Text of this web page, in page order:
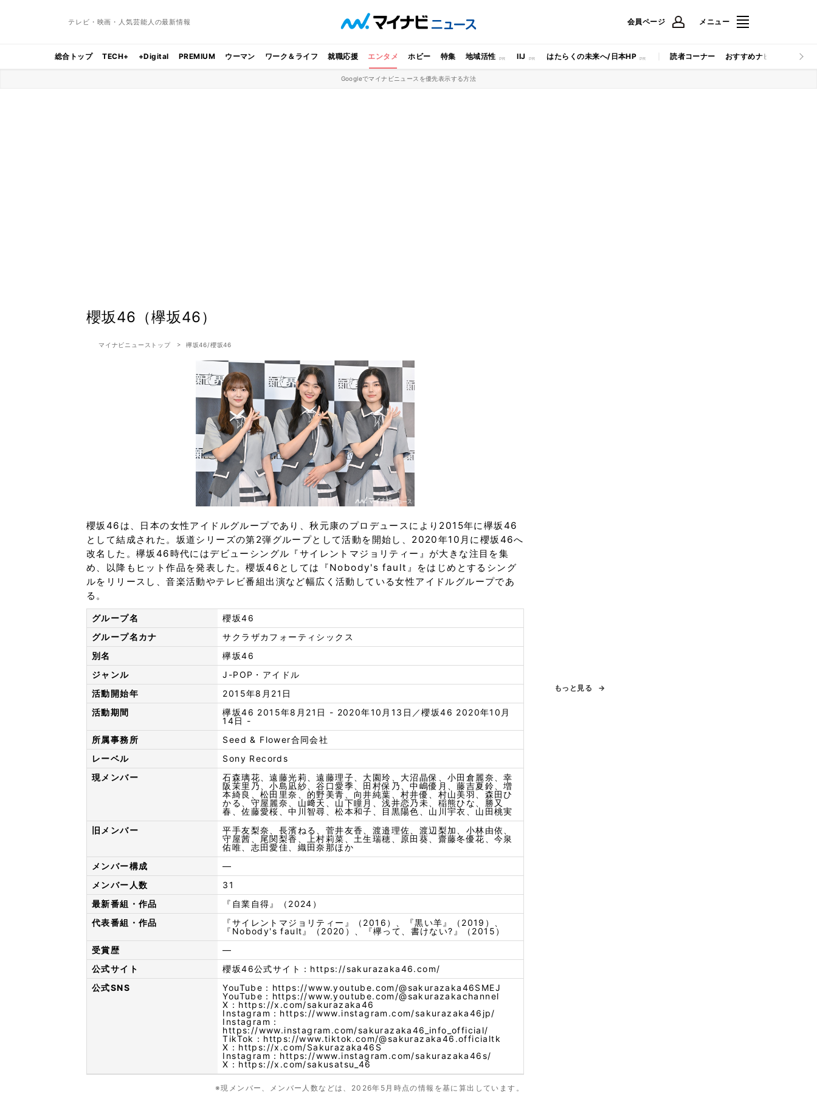
テレビ・映画・人気芸能人の最新情報 会員ページ メニュー
総合トップ TECH+ +Digital PREMIUM ウーマン ワーク＆ライフ 就職応援 エンタメ ホビー 特集 地域活性 IIJ はたらくの未来へ/日本HP 読者コーナー おすすめナビ マイナビ
Googleでマイナビニュースを優先表示する方法
櫻坂46（欅坂46）
マイナビニューストップ 欅坂46/櫻坂46
櫻坂46は、日本の女性アイドルグループであり、秋元康のプロデュースにより2015年に欅坂46
として結成された。坂道シリーズの第2弾グループとして活動を開始し、2020年10月に櫻坂46へ
改名した。欅坂46時代にはデビューシングル『サイレントマジョリティー』が大きな注目を集
め、以降もヒット作品を発表した。櫻坂46としては『Nobody's fault』をはじめとするシング
ルをリリースし、音楽活動やテレビ番組出演など幅広く活動している女性アイドルグループであ
る。
グループ名
櫻坂46
グループ名カナ
サクラザカフォーティシックス
別名
欅坂46
ジャンル
J-POP・アイドル
活動開始年
2015年8月21日
活動期間
欅坂46 2015年8月21日 - 2020年10月13日／櫻坂46 2020年10月
14日 -
所属事務所
Seed & Flower合同会社
レーベル
Sony Records
現メンバー
石森璃花、遠藤光莉、遠藤理子、大園玲、大沼晶保、小田倉麗奈、幸
阪茉里乃、小島凪紗、谷口愛季、田村保乃、中嶋優月、藤吉夏鈴、増
本綺良、松田里奈、的野美青、向井純葉、村井優、村山美羽、森田ひ
かる、守屋麗奈、山﨑天、山下瞳月、浅井恋乃未、稲熊ひな、勝又
春、佐藤愛桜、中川智尋、松本和子、目黒陽色、山川宇衣、山田桃実
旧メンバー
平手友梨奈、長濱ねる、菅井友香、渡邉理佐、渡辺梨加、小林由依、
守屋茜、尾関梨香、上村莉菜、土生瑞穂、原田葵、齋藤冬優花、今泉
佑唯、志田愛佳、織田奈那ほか
メンバー構成
—
メンバー人数
31
最新番組・作品
『自業自得』（2024）
代表番組・作品
『サイレントマジョリティー』（2016）、『黒い羊』（2019）、
『Nobody's fault』（2020）、『欅って、書けない?』（2015）
受賞歴
—
公式サイト
櫻坂46公式サイト： https://sakurazaka46.com/
公式SNS
YouTube： https://www.youtube.com/@sakurazaka46SMEJ
YouTube： https://www.youtube.com/@sakurazakachannel
X： https://x.com/sakurazaka46
Instagram： https://www.instagram.com/sakurazaka46jp/
Instagram：
https://www.instagram.com/sakurazaka46_info_official/
TikTok： https://www.tiktok.com/@sakurazaka46.officialtk
X： https://x.com/Sakurazaka46S
Instagram： https://www.instagram.com/sakurazaka46s/
X： https://x.com/sakusatsu_46
※現メンバー、メンバー人数などは、2026年5月時点の情報を基に算出しています。
もっと見る